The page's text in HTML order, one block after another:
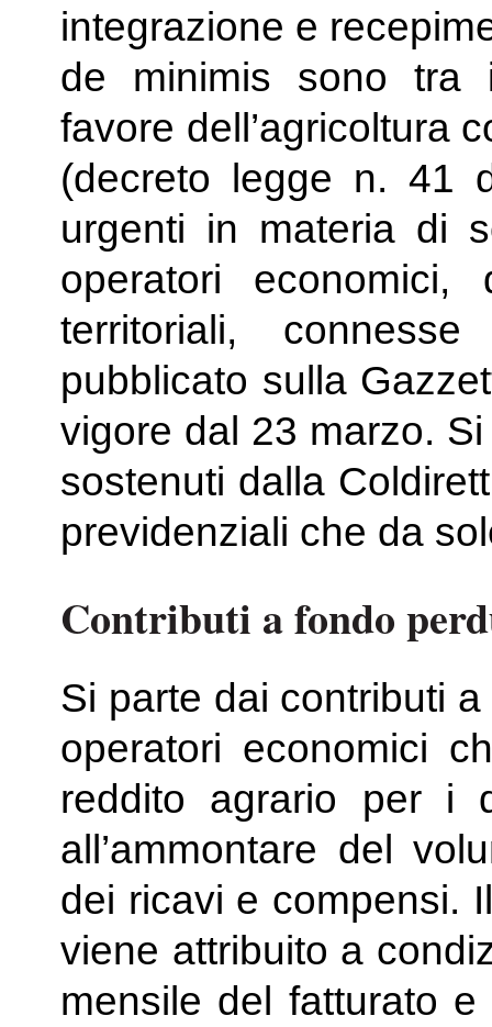
integrazione e
de minimis sono tra
favore dell’agricoltura
(decreto legge n. 41
urgenti in materia di
operatori
territoriali,
pubblicato sulla
vigore dal 23 marzo.
sostenuti dalla
previdenziali che da
Contributi a fondo
Si parte dai contributi
operatori economici
reddito agrario per i
all’ammontare del
dei ricavi e compensi.
viene attribuito a
mensile del fatturato